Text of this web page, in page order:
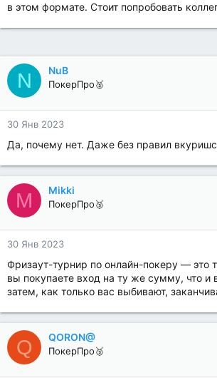
в этом формате. Стоит попробовать
N NuB
ПокерПро🥈
30 Янв 2023
Да, почему нет. Даже без правил
M Mikki
ПокерПро🥉
30 Янв 2023
Фризаут-турнир по онлайн-покеру — это
вы покупаете вход на ту же сумму, что и
затем, как только вас выбивают,
Q QORON@
ПокерПро🥉